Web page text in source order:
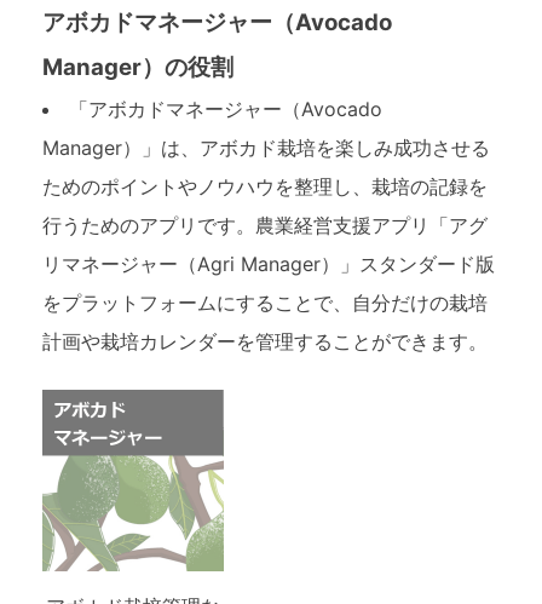
アボカドマネージャー（Avocado
Manager）の役割
「アボカドマネージャー（Avocado
Manager）」は、アボカド栽培を楽しみ成功させる
ためのポイントやノウハウを整理し、栽培の記録を
行うためのアプリです。農業経営支援アプリ「アグ
リマネージャー（Agri Manager）」スタンダード版
をプラットフォームにすることで、自分だけの栽培
計画や栽培カレンダーを管理することができます。